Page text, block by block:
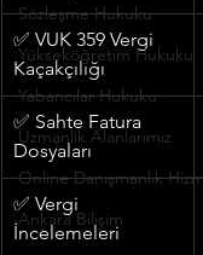
Sözleşme Hukuku
Yükseköğretim Hukuku
Yabancılar Hukuku
Uzmanlık Alanlarımız
Online Danışmanlık
Ankara Bilişim
✅ VUK 359 Vergi
Kaçakçılığı
✅ Sahte Fatura
Dosyaları
✅ Vergi
İncelemeleri